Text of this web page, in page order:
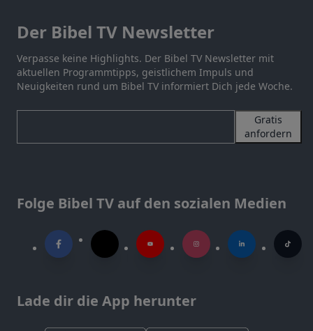
Der Bibel TV Newsletter
Verpasse keine Highlights. Der Bibel TV Newsletter mit
aktuellen Programmtipps, geistlichem Impuls und
Neuigkeiten rund um Bibel TV informiert Dich jede Woche.
Gratis
anfordern
Folge Bibel TV auf den sozialen Medien
Lade dir die App herunter